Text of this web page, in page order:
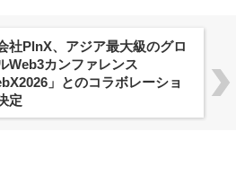
Vault、全ユーザー向けに提供